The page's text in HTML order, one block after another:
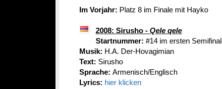
Im Vorjahr: Platz 8 im Finale mit Hayko
2008: Sirusho -Qele qele
Startnummer: #14 im ersten
Musik: H.A. Der-Hovagimian
Text: Sirusho
Sprache: Armenisch/Englisch
Lyrics: hier klicken